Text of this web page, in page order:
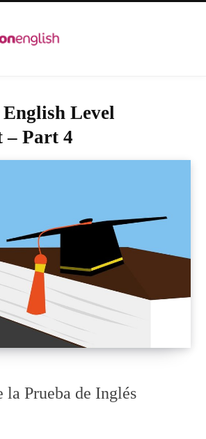
Level
– Part 4
la Prueba de Inglés